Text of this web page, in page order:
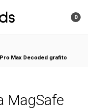
0
Max Decoded grafito
MagSafe